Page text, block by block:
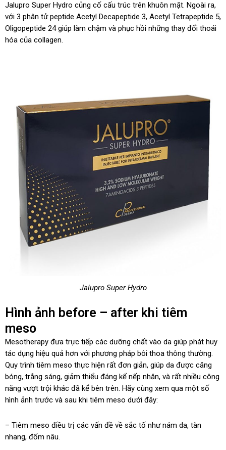
Jalupro Super Hydro củng cố cấu trúc trên khuôn mặt. Ngoài ra,
với 3 phân tử peptide Acetyl Decapeptide 3, Acetyl Tetrapeptide 5,
Oligopeptide 24 giúp làm chậm và phục hồi những thay đổi thoái
hóa của collagen.
Jalupro Super Hydro
Hình ảnh before – after khi tiêm
meso
Mesotherapy đưa trực tiếp các dưỡng chất vào da giúp phát huy
tác dụng hiệu quả hơn với phương pháp bôi thoa thông thường.
Quy trình tiêm meso thực hiện rất đơn giản, giúp da được căng
bóng, trắng sáng, giảm thiểu đáng kể nếp nhăn, và rất nhiều công
năng vượt trội khác đã kể bên trên. Hãy cùng xem qua một số
hình ảnh trước và sau khi tiêm meso dưới đây:
– Tiêm meso điều trị các vấn đề về sắc tố như nám da, tàn
nhang, đốm nâu.